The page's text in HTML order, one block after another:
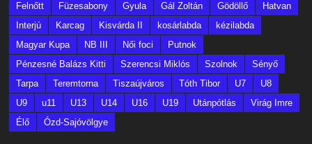
Felnőtt
Füzesabony Gyula Gál Zoltán Gödöllő
Hatvan
Interjú
Karcag Kisvárda II kosárlabda
kézilabda
Magyar Kupa
NB III Női foci
Putnok
Pénzesné Balázs Kitti
Szerencsi Miklós Szolnok
Sényő
Tarpa
Teremtorna Tiszaújváros Tóth Tibor U7
U8
U9
u11 U13 U14 U16 U19 Utánpótlás
Virág Imre
Élő
Ózd-Sajóvölgye